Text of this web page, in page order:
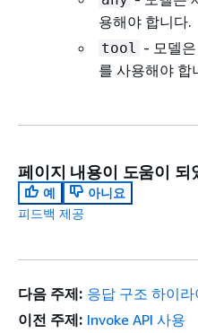
용해야 합니다.
tool - 모델
를 사용해야 합
페이지 내용이 도움이 되
예
아니요
피드백 제공
다음 주제: 응답 구조 하이라
이전 주제: Invoke API 사용